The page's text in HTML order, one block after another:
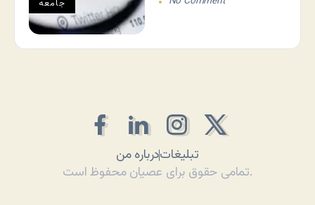
جامعه
درباره منتبلیغات
تمامی حقوق برای عصیان محفوظ است.